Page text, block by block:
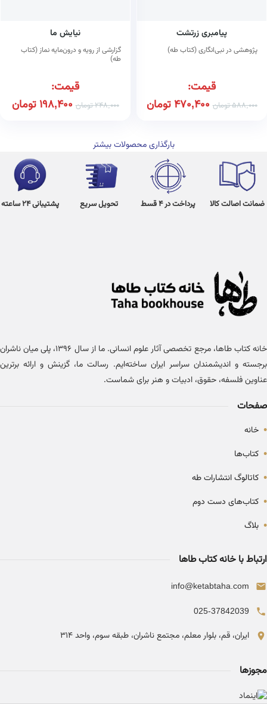
پیامبری زرتشت
پژوهشی در نبی‌انگاری (کتاب طه)
قیمت:
588,000تومان 470,400تومان
نیایش ما
گزارشی از رویه و درون‌مایه نماز (کتاب
طه)
قیمت:
248,000تومان 198,400تومان
بارگذاری محصولات بیشتر
ضمانت اصالت کالا پرداخت در 4 قسط تحویل سریع پشتیبانی 24 ساعته
خانه کتاب طاها، مرجع تخصصی آثار علوم انسانی. ما از سال ۱۳۹۶، پلی میان ناشران
برجسته و اندیشمندان سراسر ایران ساخته‌ایم. رسالت ما، گزینش و ارائه برترین
عناوین فلسفه، حقوق، ادبیات و هنر برای شماست.
صفحات
• خانه
• کتاب‌ها
• کاتالوگ انتشارات طه
• کتاب‌های دست دوم
• بلاگ
ارتباط با خانه کتاب طاها
info@ketabtaha.com
025-37842039
ایران، قم، بلوار معلم، مجتمع ناشران، طبقه سوم، واحد ۳۱۴
مجوزها